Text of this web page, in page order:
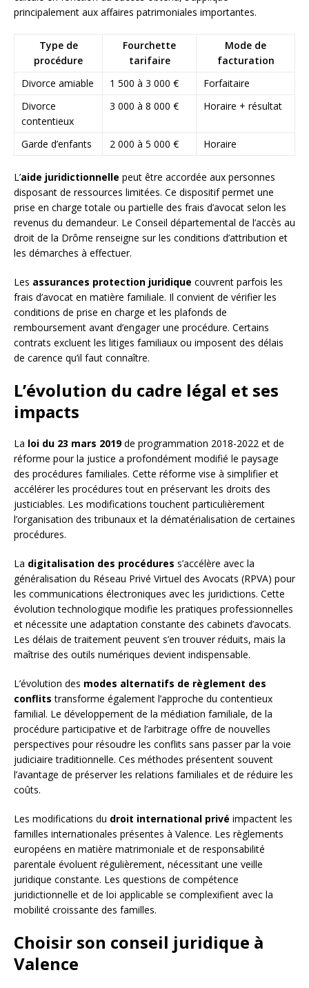
principalement aux affaires patrimoniales importantes.
Type de
procédure
Fourchette
tarifaire
Mode de
facturation
Divorce amiable
1 500 à 3 000 €
Forfaitaire
Divorce
contentieux
3 000 à 8 000 € Horaire + résultat
Garde d’enfants 2 000 à 5 000 € Horaire
L’aide juridictionnelle peut être accordée aux personnes
disposant de ressources limitées. Ce dispositif permet une
prise en charge totale ou partielle des frais d’avocat selon les
revenus du demandeur. Le Conseil départemental de l’accès au
droit de la Drôme renseigne sur les conditions d’attribution et
les démarches à effectuer.
Les assurances protection juridique couvrent parfois les
frais d’avocat en matière familiale. Il convient de vérifier les
conditions de prise en charge et les plafonds de
remboursement avant d’engager une procédure. Certains
contrats excluent les litiges familiaux ou imposent des délais
de carence qu’il faut connaître.
L’évolution du cadre légal et ses
impacts
La loi du 23 mars 2019de programmation 2018-2022 et de
réforme pour la justice a profondément modifié le paysage
des procédures familiales. Cette réforme vise à simplifier et
accélérer les procédures tout en préservant les droits des
justiciables. Les modifications touchent particulièrement
l’organisation des tribunaux et la dématérialisation de certaines
procédures.
La digitalisation des procédures s’accélère avec la
généralisation du Réseau Privé Virtuel des Avocats (RPVA) pour
les communications électroniques avec les juridictions. Cette
évolution technologique modifie les pratiques professionnelles
et nécessite une adaptation constante des cabinets d’avocats.
Les délais de traitement peuvent s’en trouver réduits, mais la
maîtrise des outils numériques devient indispensable.
L’évolution des modes alternatifs de règlement des
conflits transforme également l’approche du contentieux
familial. Le développement de la médiation familiale, de la
procédure participative et de l’arbitrage offre de nouvelles
perspectives pour résoudre les conflits sans passer par la voie
judiciaire traditionnelle. Ces méthodes présentent souvent
l’avantage de préserver les relations familiales et de réduire les
coûts.
Les modifications du droit international privé impactent les
familles internationales présentes à Valence. Les règlements
européens en matière matrimoniale et de responsabilité
parentale évoluent régulièrement, nécessitant une veille
juridique constante. Les questions de compétence
juridictionnelle et de loi applicable se complexifient avec la
mobilité croissante des familles.
Choisir son conseil juridique à
Valence